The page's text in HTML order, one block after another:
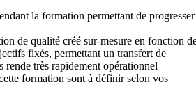
la formation permettant de progresser
de qualité créé sur-mesure en fonction
fixés, permettant un transfert de
rende très rapidement opérationnel
formation sont à définir selon vos